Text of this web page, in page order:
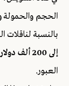
الحجم والحمولة
بالنسبة لناقلات
إلى 200 ألف دولار لكل سفينة
العبور.